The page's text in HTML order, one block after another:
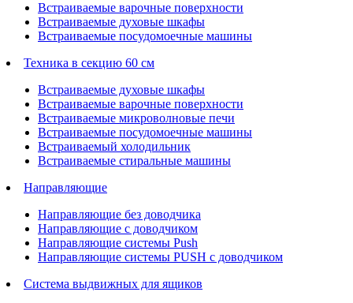
Встраиваемые варочные поверхности
Встраиваемые духовые шкафы
Встраиваемые посудомоечные машины
Техника в секцию 60 см
Встраиваемые духовые шкафы
Встраиваемые варочные поверхности
Встраиваемые микроволновые печи
Встраиваемые посудомоечные машины
Встраиваемый холодильник
Встраиваемые стиральные машины
Направляющие
Направляющие без доводчика
Направляющие с доводчиком
Направляющие системы Push
Направляющие системы PUSH с доводчиком
Система выдвижных для ящиков